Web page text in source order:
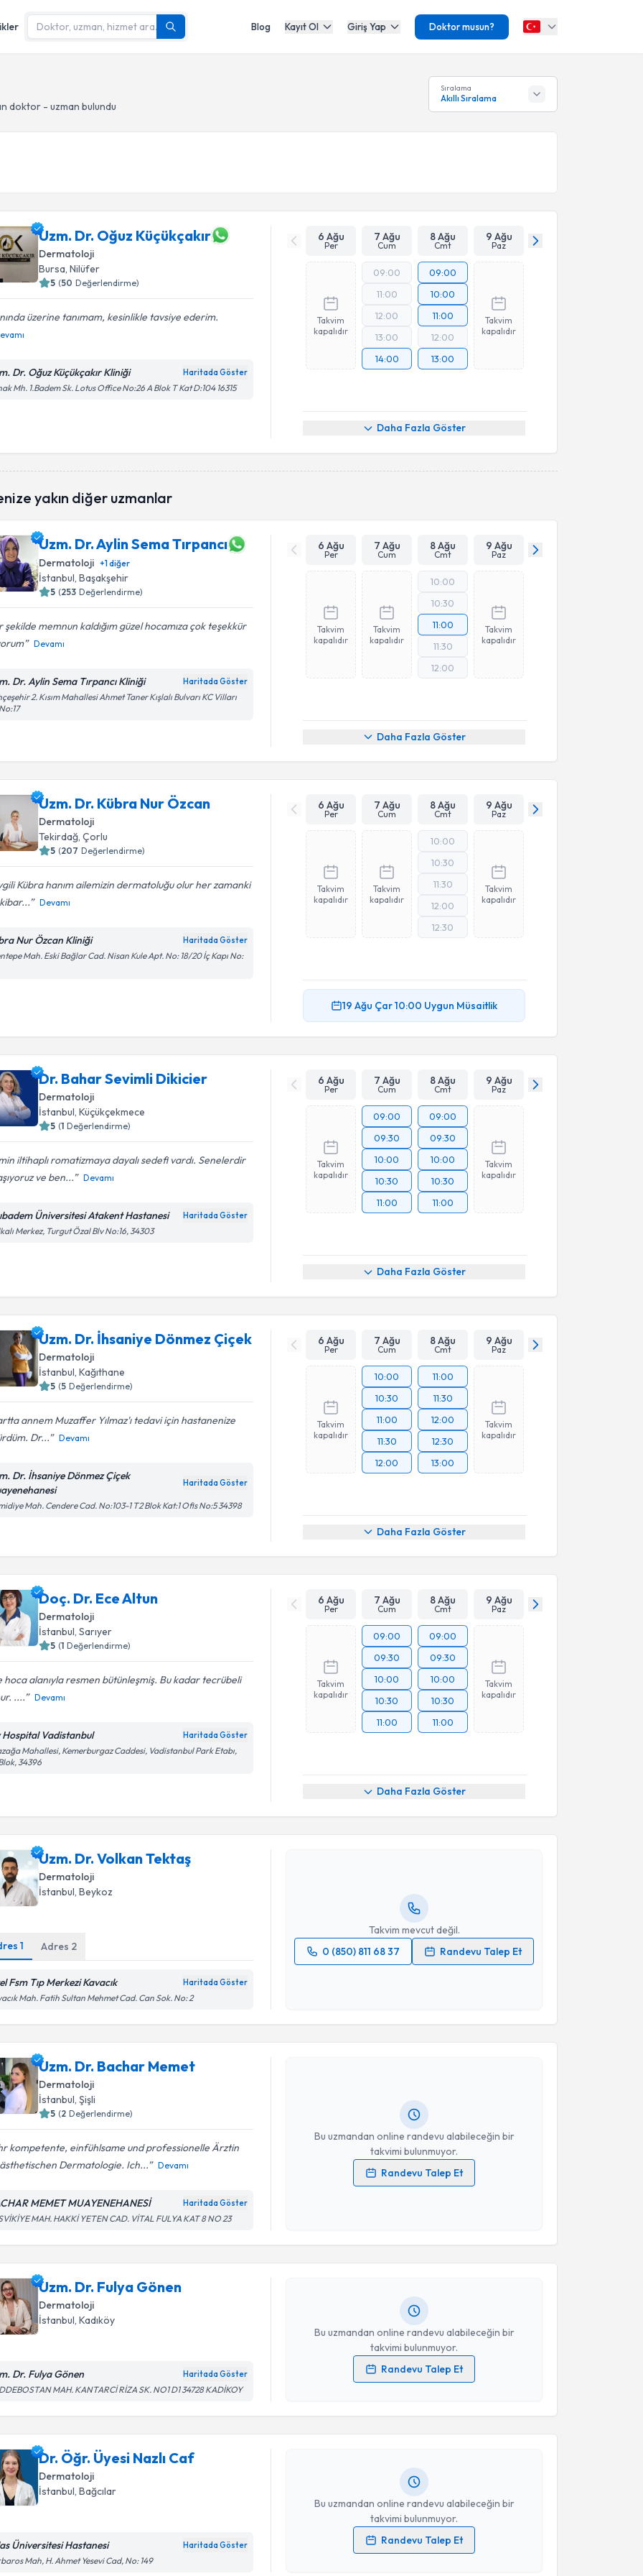
Blog Kayıt Ol Giriş Yap Doktor musun?
doktor - uzman bulundu
Sıralama
Akıllı Sıralama
Uzm. Dr. Oğuz Küçükçakır
Dermatoloji
Bursa, Nilüfer
5 (50 Değerlendirme)
üzerine tanımam, kesinlikle tavsiye ederim.
Dr. Oğuz Küçükçakır Kliniği Haritada Göster
Mh. 1.Badem Sk. Lotus Office No:26 A Blok T Kat D:104 16315
6 Ağu
Per
7 Ağu
Cum
8 Ağu
Cmt
9 Ağu
Paz
Takvim
kapalıdır
09:00
11:00
12:00
13:00
14:00
09:00
10:00
11:00
12:00
13:00
Takvim
kapalıdır
Daha Fazla Göster
yakın diğer uzmanlar
Uzm. Dr. Aylin Sema Tırpancı
Dermatoloji +1diğer
İstanbul , Başakşehir
5 (253 Değerlendirme)
şekilde memnun kaldığım güzel hocamıza çok teşekkür
Devamı
Dr. Aylin Sema Tırpancı Kliniği Haritada Göster
2. Kısım Mahallesi Ahmet Taner Kışlalı Bulvarı KC Vilları
6 Ağu
Per
7 Ağu
Cum
8 Ağu
Cmt
9 Ağu
Paz
Takvim
kapalıdır
Takvim
kapalıdır
10:00
10:30
11:00
11:30
12:00
Takvim
kapalıdır
Daha Fazla Göster
Uzm. Dr. Kübra Nur Özcan
Dermatoloji
Tekirdağ, Çorlu
5 (207 Değerlendirme)
Kübra hanım ailemizin dermatoluğu olur her zamanki
Devamı
Nur Özcan Kliniği Haritada Göster
Mah. Eski Bağlar Cad. Nisan Kule Apt. No: 18/20 İç Kapı No:
6 Ağu
Per
7 Ağu
Cum
8 Ağu
Cmt
9 Ağu
Paz
Takvim
kapalıdır
Takvim
kapalıdır
10:00
10:30
11:30
12:00
12:30
Takvim
kapalıdır
19 Ağu Çar10:00 Uygun Müsaitlik
Dr. Bahar Sevimli Dikicier
Dermatoloji
İstanbul, Küçükçekmece
5 (1 Değerlendirme)
iltihaplı romatizmaya dayalı sedefi vardı. Senelerdir
ve ben...
Devamı
Üniversitesi Atakent Hastanesi Haritada Göster
Merkez, Turgut Özal Blv No:16, 34303
6 Ağu
Per
7 Ağu
Cum
8 Ağu
Cmt
9 Ağu
Paz
Takvim
kapalıdır
09:00
09:30
10:00
10:30
11:00
09:00
09:30
10:00
10:30
11:00
Takvim
kapalıdır
Daha Fazla Göster
Uzm. Dr. İhsaniye Dönmez Çiçek
Dermatoloji
İstanbul , Kağıthane
5 (5 Değerlendirme)
annem Muzaffer Yılmaz'ı tedavi için hastanenize
Dr...
Devamı
Dr. İhsaniye Dönmez Çiçek
Haritada Göster
Mah. Cendere Cad. No:103-1 T2 Blok Kat:1 Ofis No:5 34398
6 Ağu
Per
7 Ağu
Cum
8 Ağu
Cmt
9 Ağu
Paz
Takvim
kapalıdır
10:00
10:30
11:00
11:30
12:00
11:00
11:30
12:00
12:30
13:00
Takvim
kapalıdır
Daha Fazla Göster
Doç. Dr. Ece Altun
Dermatoloji
İstanbul, Sarıyer
5 (1 Değerlendirme)
hoca alanıyla resmen bütünleşmiş. Bu kadar tecrübeli
....
Devamı
Hospital Vadistanbul Haritada Göster
Mahallesi, Kemerburgaz Caddesi, Vadistanbul Park Etabı,
34396
6 Ağu
Per
7 Ağu
Cum
8 Ağu
Cmt
9 Ağu
Paz
Takvim
kapalıdır
09:00
09:30
10:00
10:30
11:00
09:00
09:30
10:00
10:30
11:00
Takvim
kapalıdır
Daha Fazla Göster
Uzm. Dr. Volkan Tektaş
Dermatoloji
İstanbul , Beykoz
1 Adres 2
Fsm Tıp Merkezi Kavacık Haritada Göster
Mah. Fatih Sultan Mehmet Cad. Can Sok. No: 2
Takvim mevcut değil.
0 (850) 811 68 37
Randevu Talep Et
Randevu Takvimi Talebi
Takvim Talebini Gönder
Uzm. Dr. Bachar Memet
Dermatoloji
İstanbul , Şişli
5 (2 Değerlendirme)
kompetente, einfühlsame und professionelle Ärztin
Dermatologie. Ich...
Devamı
MEMET MUAYENEHANESİ Haritada Göster
MAH. HAKKİ YETEN CAD. VİTAL FULYA KAT 8 NO 23
Bu uzmandan online randevu alabileceğin bir
takvimi bulunmuyor.
Randevu Talep Et
Randevu Takvimi Talebi
Uzm. Dr. Bachar Memet
Kişisel verilerimin işlenmesine ilişkinAydınlatma Metni
Takvim Talebini Gönder
Uzm. Dr. Fulya Gönen
Dermatoloji
İstanbul , Kadıköy
Dr. Fulya Gönen Haritada Göster
MAH. KANTARCİ RİZA SK. NO1 D1 34728 KADİKOY
Bu uzmandan online randevu alabileceğin bir
takvimi bulunmuyor.
Randevu Talep Et
Kişisel verilerimin işlenmesine ilişkinAydınlatma Metni
Dr. Öğr. Üyesi Nazlı Caf
Dermatoloji
İstanbul , Bağcılar
Üniversitesi Hastanesi Haritada Göster
Mah, H. Ahmet Yesevi Cad, No: 149
Bu uzmandan online randevu alabileceğin bir
takvimi bulunmuyor.
Randevu Talep Et
Randevu Takvimi Talebi
Kişisel verilerimin işlenmesine ilişkinAydınlatma Metni